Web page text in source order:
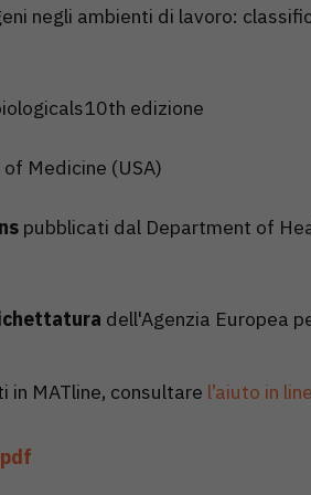
negli ambienti di lavoro:
edizione
Medicine (USA)
pubblicati dal Department of
dell'Agenzia Europea
in MATline, consultare l’aiuto in